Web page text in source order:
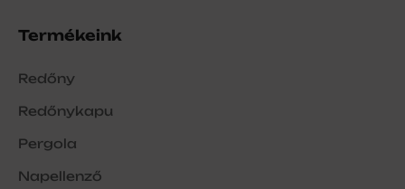
Termékeink
Redőny
Redőnykapu
Pergola
Napellenző